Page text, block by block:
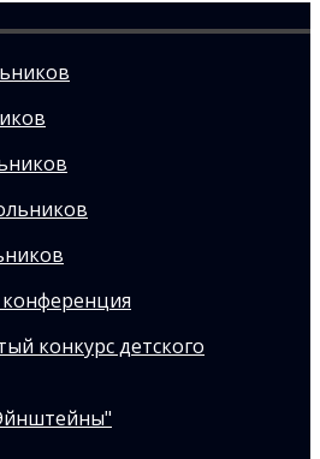
конкурс детского